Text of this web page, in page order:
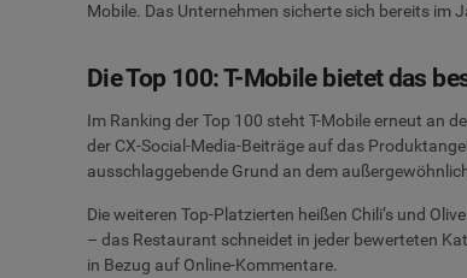
Mobile. Das Unternehmen sicherte sich bereits im
Die Top 100: T-Mobile bietet das
Im Ranking der Top 100 steht T-Mobile erneut an
der CX-Social-Media-Beiträge auf das
ausschlaggebende Grund an dem
Die weiteren Top-Platzierten heißen Chili’s und
– das Restaurant schneidet in jeder bewerteten
in Bezug auf Online-Kommentare.